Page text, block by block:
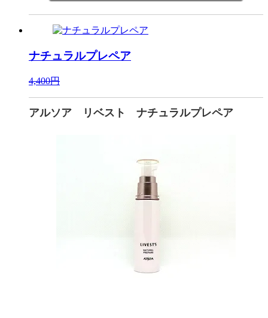
ナチュラルプレペア
4,400円
アルソア リベスト ナチュラルプレペア